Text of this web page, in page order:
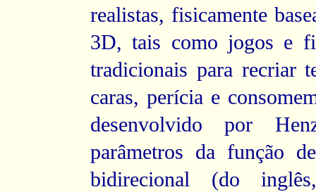
realistas, fisicamente
3D, tais como jogos e
tradicionais para recriar
caras, perícia e
desenvolvido por
parâmetros da função
bidirecional (do